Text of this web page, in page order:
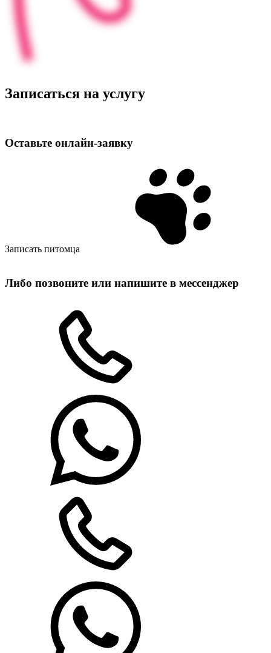
Записаться на услугу
Оставьте онлайн‑заявку
Записать питомца
Либо позвоните или напишите в мессенджер